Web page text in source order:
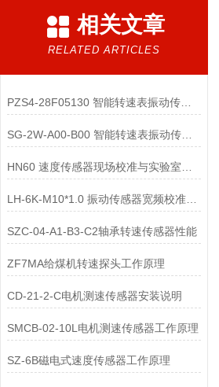
相关文章
RELATED ARTICLES
PZS4-28F05130 智能转速表振动传感器的低功耗配件与电源管理策略有哪些？
SG-2W-A00-B00 智能转速表振动传感器的状态指示与用户交互配件有哪些？
LH-6K-M10*1.0 振动传感器宽频校准方法浅析
SZC-04-A1-B3-C2轴承转速传感器性能
ZF7MA给煤机转速探头工作原理
CD-21-2-C电机测速传感器安装说明
SMCB-02-10L电机测速传感器工作原理
SZ-6B磁电式速度传感器工作原理